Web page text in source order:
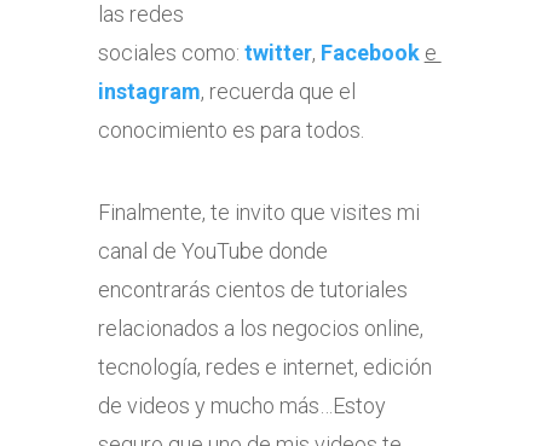
las redes
sociales como: twitter, Facebook e
instagram, recuerda que el
conocimiento es para todos.
Finalmente, te invito que visites mi
canal de YouTube donde
encontrarás cientos de tutoriales
relacionados a los negocios online,
tecnología, redes e internet, edición
de videos y mucho más…Estoy